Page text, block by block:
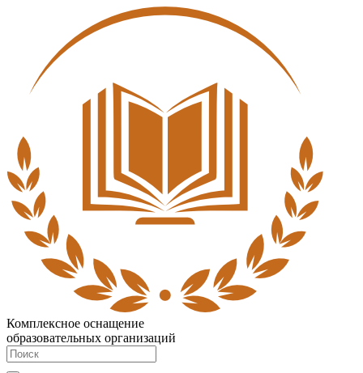
Комплексное оснащение
образовательных организаций